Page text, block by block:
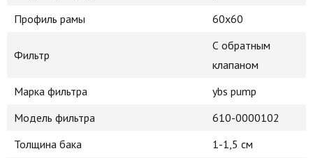
Профиль рамы
60x60
Фильтр
С обратным
клапаном
Марка фильтра
ybs pump
Модель фильтра
610-0000102
Толщина бака
1-1,5 см